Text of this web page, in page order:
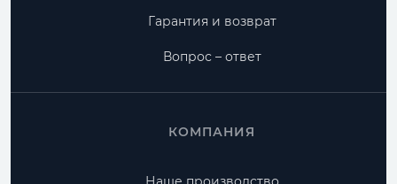
Гарантия и возврат
Вопрос – ответ
КОМПАНИЯ